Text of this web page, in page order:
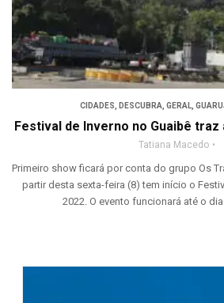
CIDADES, DESCUBRA, GERAL,
Festival de Inverno no Guaibê
Tatiana Macedo
Primeiro show ficará por conta do grupo Os
partir desta sexta-feira (8) tem início o
2022. O evento funcionará até o